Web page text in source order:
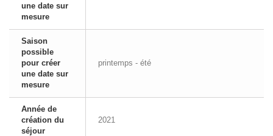
une date sur
mesure
Saison
possible
pour créer
une date sur
mesure
printemps - été
Année de
création du
séjour
2021